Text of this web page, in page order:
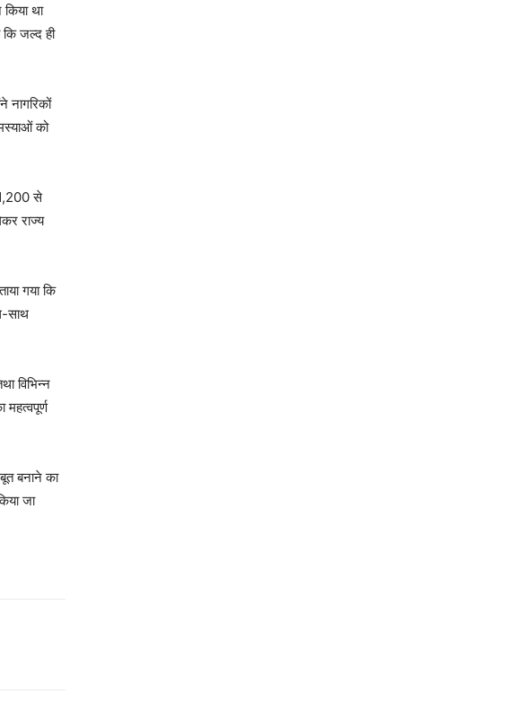
था
जल्द ही
नागरिकों
को
से
राज्य
गया कि
साथ
विभिन्न
बनाने का
जा